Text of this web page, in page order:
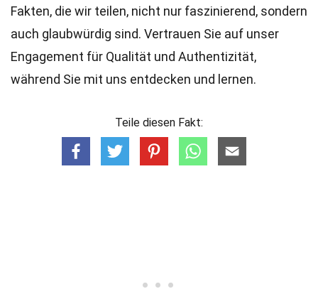
Fakten, die wir teilen, nicht nur faszinierend, sondern
auch glaubwürdig sind. Vertrauen Sie auf unser
Engagement für Qualität und Authentizität,
während Sie mit uns entdecken und lernen.
Teile diesen Fakt: